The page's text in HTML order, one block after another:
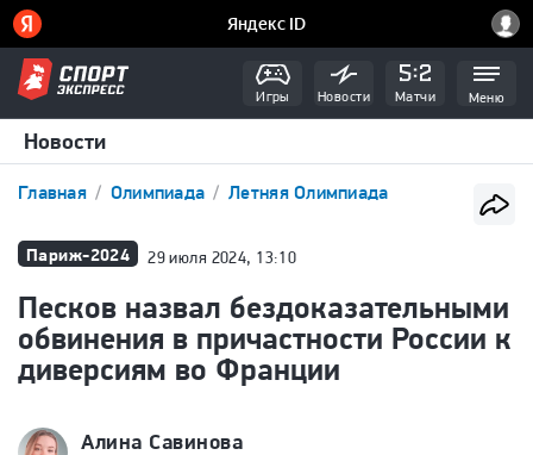
Игры Новости Матчи Меню
Новости
Главная Олимпиада Летняя Олимпиада
Париж-2024 29 июля 2024, 13:10
Песков назвал бездоказательными
обвинения в причастности России к
диверсиям во Франции
Алина Савинова